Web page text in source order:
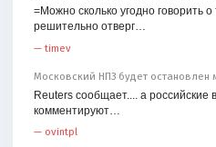
=Можно сколько угодно говорить
решительно отверг…
—timev
Московский НПЗ будет остановлен
Reuters сообщает.... а российские
комментируют…
— ovintpl